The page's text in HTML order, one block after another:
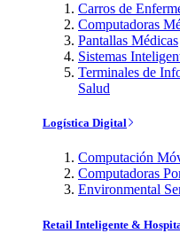
Carros de
Computadoras
Pantallas Médicas
Sistemas
Terminales de
Salud
Logística Digital
Computación
Computadoras
Environmental
Retail Inteligente &